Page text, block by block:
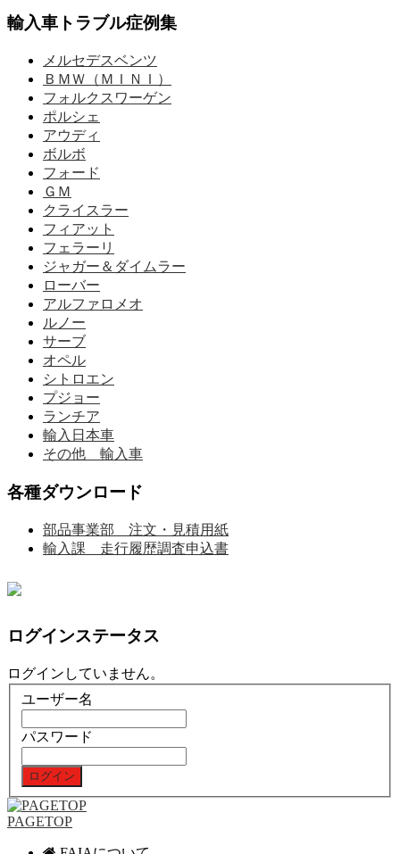
輸入車トラブル症例集
メルセデスベンツ
ＢＭＷ（ＭＩＮＩ）
フォルクスワーゲン
ポルシェ
アウディ
ボルボ
フォード
ＧＭ
クライスラー
フィアット
フェラーリ
ジャガー＆ダイムラー
ローバー
アルファロメオ
ルノー
サーブ
オペル
シトロエン
プジョー
ランチア
輸入日本車
その他 輸入車
各種ダウンロード
部品事業部 注文・見積用紙
輸入課 走行履歴調査申込書
ログインステータス
ログインしていません。
ユーザー名
パスワード
PAGETOP